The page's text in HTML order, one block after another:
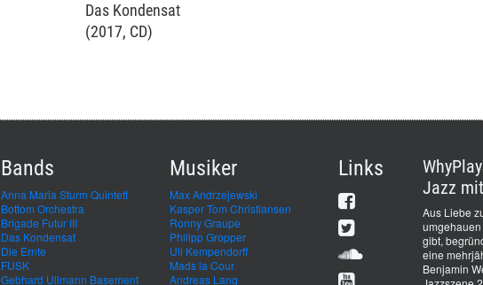
Das Kondensat
(2017, CD)
Bands
Anna Maria Sturm Quintett
Bottom Orchestra
Brigade Futur III
Das Kondensat
Die Ernte
FUSK
Gebhard Ullmann Basement
Musiker
Max Andrzejewski
Kasper Tom Christiansen
Ronny Graupe
Philipp Gropper
Uli Kempendorff
Mads la Cour
Andreas Lang
Links
Jazz
Aus Liebe
gibt,
eine
Benjamin